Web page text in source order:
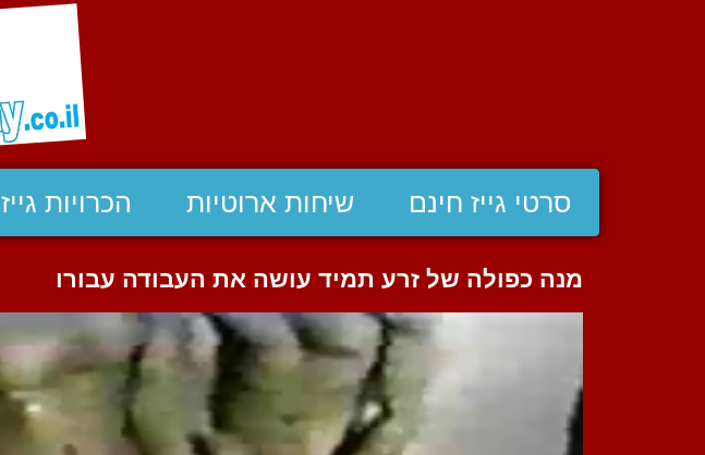
סרטי גייז חינם שיחות ארוטיות הכרויות גייז
מנה כפולה של זרע תמיד עושה את העבודה עבורו